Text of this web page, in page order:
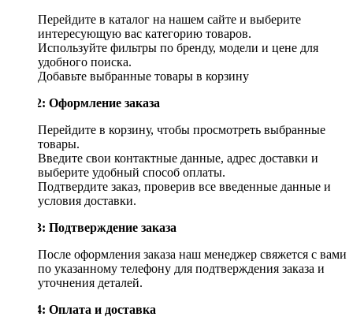
Перейдите в каталог на нашем сайте и выберите
интересующую вас категорию товаров.
Используйте фильтры по бренду, модели и цене для
удобного поиска.
Добавьте выбранные товары в корзину
Шаг 2: Оформление заказа
Перейдите в корзину, чтобы просмотреть выбранные
товары.
Введите свои контактные данные, адрес доставки и
выберите удобный способ оплаты.
Подтвердите заказ, проверив все введенные данные и
условия доставки.
Шаг 3: Подтверждение заказа
После оформления заказа наш менеджер свяжется с вами
по указанному телефону для подтверждения заказа и
уточнения деталей.
Шаг 4: Оплата и доставка